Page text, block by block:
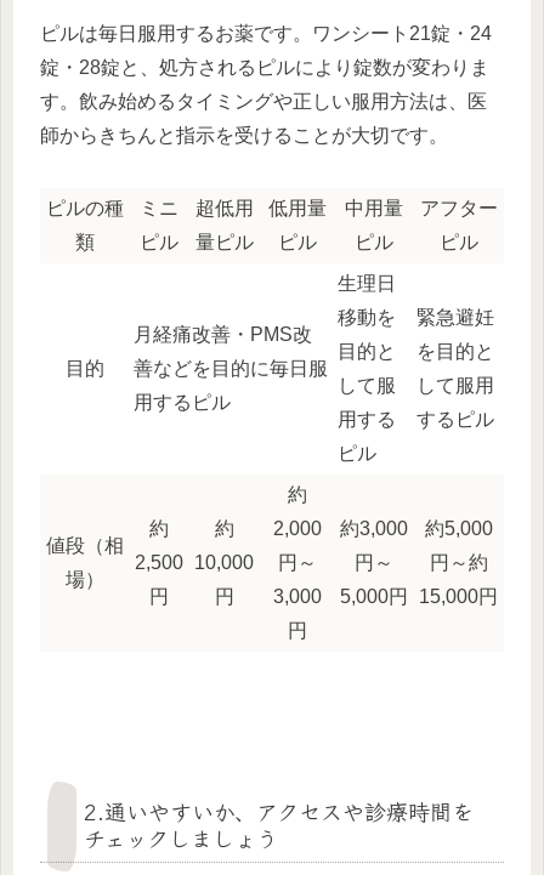
ピルは毎日服用するお薬です。ワンシート21錠・24
錠・28錠と、処方されるピルにより錠数が変わりま
す。飲み始めるタイミングや正しい服用方法は、医
師からきちんと指示を受けることが大切です。
ピルの種
類
ミニ
ピル
超低用
量ピル
低用量
ピル
中用量
ピル
アフター
ピル
目的
月経痛改善・PMS改
善などを目的に毎日服
用するピル
生理日
移動を
目的と
して服
用する
ピル
緊急避妊
を目的と
して服用
するピル
値段（相
場）
約
2,500
円
約
10,000
円
約
2,000
円～
3,000
円
約3,000
円～
5,000円
約5,000
円～約
15,000円
2.通いやすいか、アクセスや診療時間を
チェックしましょう